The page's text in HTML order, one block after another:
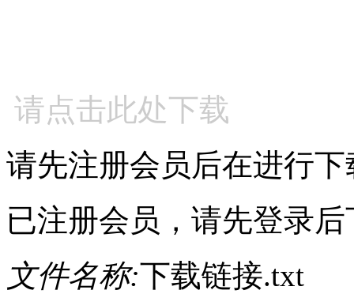
请点击此处下载
请先注册会员后在进行下
已注册会员，请先登录后
文件名称:下载链接.txt